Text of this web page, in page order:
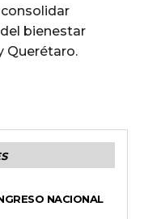
bienestar
Querétaro.
NACIONAL